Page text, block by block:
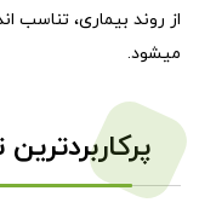
از روند بیماری، تناسب
میشود.